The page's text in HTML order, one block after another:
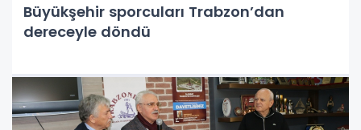
Büyükşehir sporcuları Trabzon’dan
dereceyle döndü